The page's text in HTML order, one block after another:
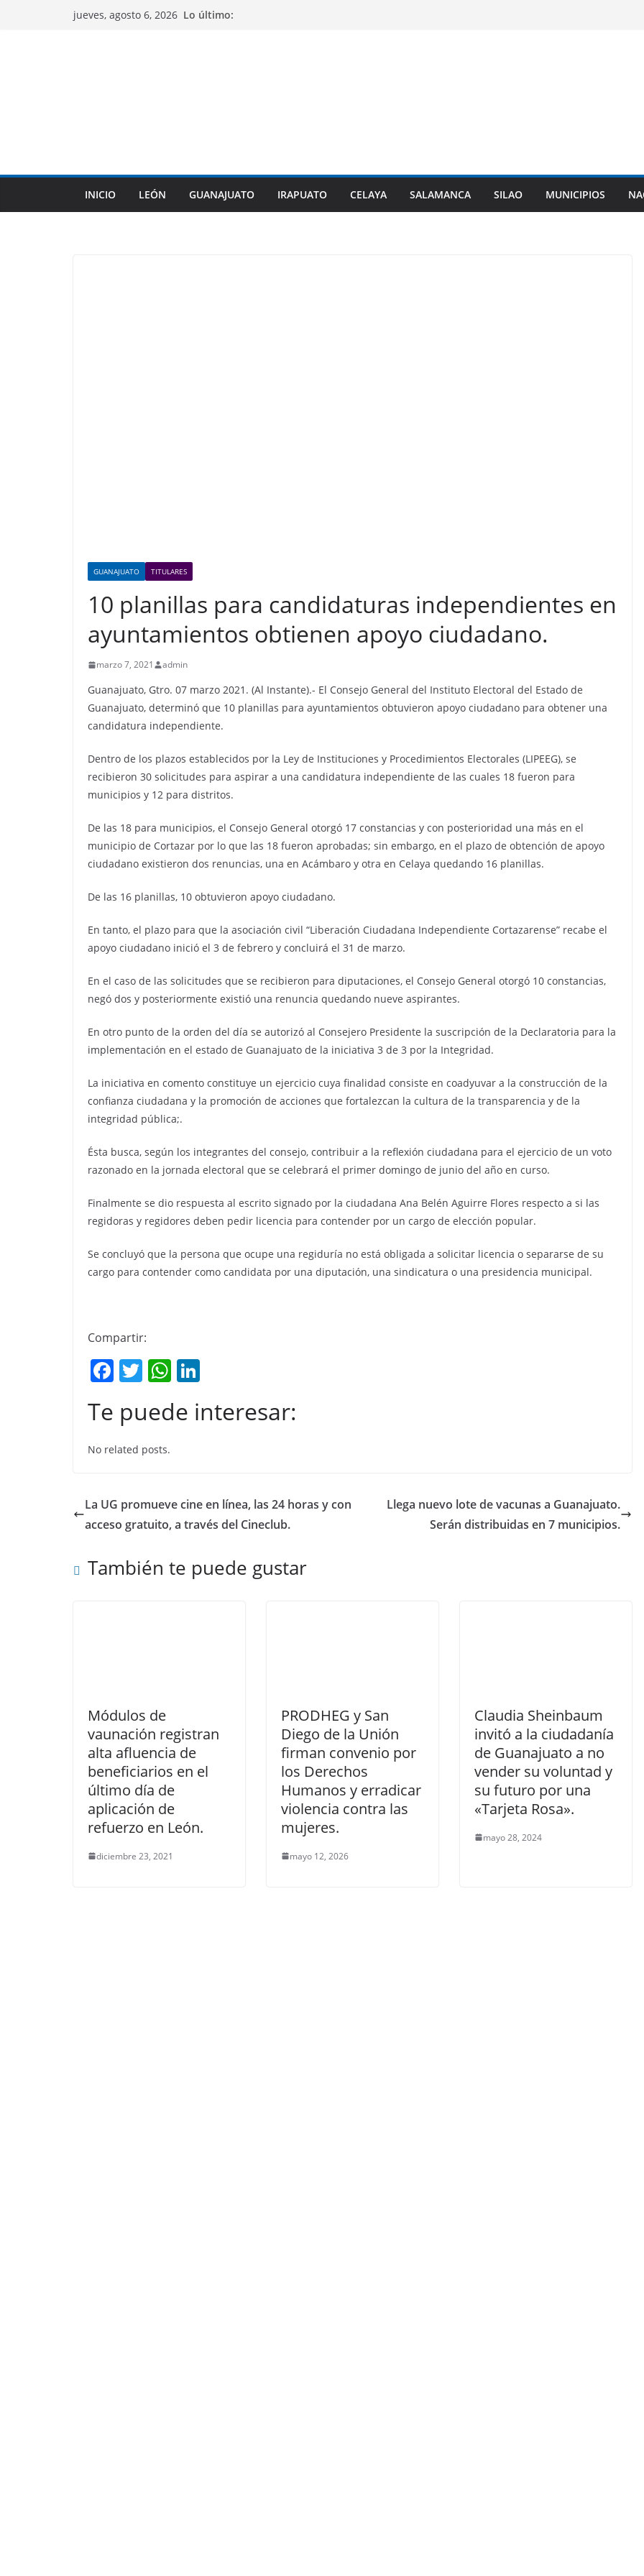
jueves, agosto 6, 2026 Lo último:
INICIO LEÓN GUANAJUATO IRAPUATO CELAYA SALAMANCA SILAO MUNICIPIOS
GUANAJUATO TITULARES
10 planillas para candidaturas independientes en
ayuntamientos obtienen apoyo ciudadano.
marzo 7, 2021 admin
Guanajuato, Gtro. 07 marzo 2021. (Al Instante).- El Consejo General del Instituto Electoral del Estado de
Guanajuato, determinó que 10 planillas para ayuntamientos obtuvieron apoyo ciudadano para obtener una
candidatura independiente.
Dentro de los plazos establecidos por la Ley de Instituciones y Procedimientos Electorales (LIPEEG), se
recibieron 30 solicitudes para aspirar a una candidatura independiente de las cuales 18 fueron para
municipios y 12 para distritos.
De las 18 para municipios, el Consejo General otorgó 17 constancias y con posterioridad una más en el
municipio de Cortazar por lo que las 18 fueron aprobadas; sin embargo, en el plazo de obtención de apoyo
ciudadano existieron dos renuncias, una en Acámbaro y otra en Celaya quedando 16 planillas.
De las 16 planillas, 10 obtuvieron apoyo ciudadano.
En tanto, el plazo para que la asociación civil “Liberación Ciudadana Independiente Cortazarense” recabe el
apoyo ciudadano inició el 3 de febrero y concluirá el 31 de marzo.
En el caso de las solicitudes que se recibieron para diputaciones, el Consejo General otorgó 10 constancias,
negó dos y posteriormente existió una renuncia quedando nueve aspirantes.
En otro punto de la orden del día se autorizó al Consejero Presidente la suscripción de la Declaratoria para la
implementación en el estado de Guanajuato de la iniciativa 3 de 3 por la Integridad.
La iniciativa en comento constituye un ejercicio cuya finalidad consiste en coadyuvar a la construcción de la
confianza ciudadana y la promoción de acciones que fortalezcan la cultura de la transparencia y de la
integridad pública;.
Ésta busca, según los integrantes del consejo, contribuir a la reflexión ciudadana para el ejercicio de un voto
razonado en la jornada electoral que se celebrará el primer domingo de junio del año en curso.
Finalmente se dio respuesta al escrito signado por la ciudadana Ana Belén Aguirre Flores respecto a si las
regidoras y regidores deben pedir licencia para contender por un cargo de elección popular.
Se concluyó que la persona que ocupe una regiduría no está obligada a solicitar licencia o separarse de su
cargo para contender como candidata por una diputación, una sindicatura o una presidencia municipal.
Compartir:
F
c
e
b
o
k
T
itt
er
W
at
p
k
Te puede interesar:
No related posts.
La UG promueve cine en línea, las 24 horas y con
acceso gratuito, a través del Cineclub.
Llega nuevo lote de vacunas a Guanajuato.
Serán distribuidas en 7 municipios.
También te puede gustar
Módulos de
vaunación registran
alta afluencia de
beneficiarios en el
último día de
aplicación de
refuerzo en León.
diciembre 23, 2021
PRODHEG y San
Diego de la Unión
firman convenio por
los Derechos
Humanos y erradicar
violencia contra las
mujeres.
mayo 12, 2026
Claudia Sheinbaum
invitó a la ciudadanía
de Guanajuato a no
vender su voluntad y
su futuro por una
«Tarjeta Rosa».
mayo 28, 2024